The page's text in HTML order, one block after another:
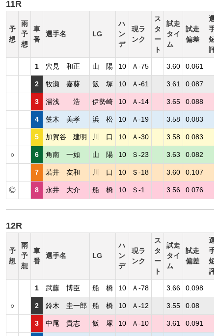
11R
予
想
雨
予
想
車
番
選手名 LG
ハ
ン
デ
現ラ
ンク
ス
タ
ー
ト
試走
タイ
ム
試走
偏差
選
手
短
評
1 穴見 和正 山 陽 10 Ａ-75 3.60 0.061
2 牧瀬 嘉葵 飯 塚 10 Ａ-61 3.61 0.087
3 湯浅 浩 伊勢崎 10 Ａ-14 3.65 0.088
4 笠木 美孝 浜 松 10 Ａ-19 3.58 0.083
5 加賀谷 建明 川 口 10 Ａ-30 3.58 0.083
○ 6 角南 一如 山 陽 10 Ｓ-23 3.63 0.082
7 若井 友和 川 口 10 Ｓ-18 3.60 0.107
◎ 8 永井 大介 船 橋 10 Ｓ-1 3.56 0.076
12R
予
想
雨
予
想
車
番
選手名 LG
ハ
ン
デ
現ラ
ンク
ス
タ
ー
ト
試走
タイ
ム
試走
偏差
選
手
短
評
1 武藤 博臣 船 橋 10 Ａ-78 3.66 0.098
○ 2 鈴木 圭一郎 船 橋 10 Ａ-12 3.55 0.08
3 中尾 貴志 飯 塚 10 Ａ-10 3.61 0.091